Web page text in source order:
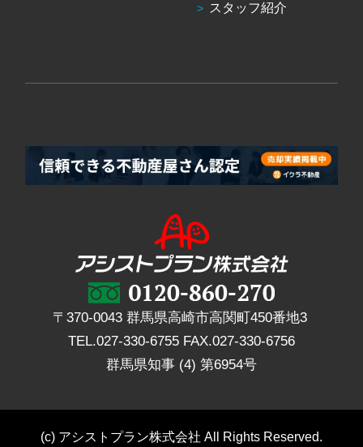
スタッフ紹介
〒370-0043 群馬県高崎市高関町450番地3
TEL.027-330-6755 FAX.027-330-6756
群馬県知事 (4) 第6954号
(c) アシストプラン株式会社 All Rights Reserved.